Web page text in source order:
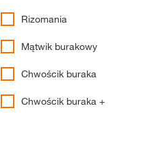
Rizomania
Mątwik burakowy
Chwościk buraka
Chwościk buraka +